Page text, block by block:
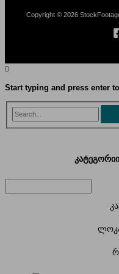
Copyright © 2026
Start typing and press enter
Search...